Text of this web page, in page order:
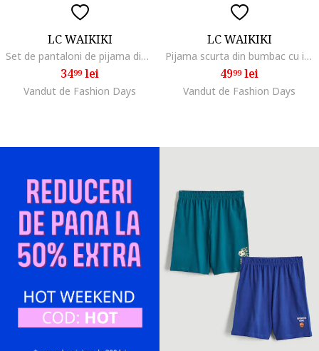
LC WAIKIKI
Set de pantaloni de pijama din bumbac - 2 piese, Gri/Gri inchis
3499lei
Vandut de Fashion Days
LC WAIKIKI
Pijama scurta din bumbac cu imprimeu text, Albastru inchis/Alb optic/Albastru petrol
4999lei
Vandut de Fashion Days